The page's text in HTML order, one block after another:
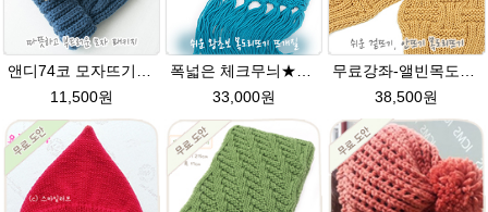
11,500원
33,000원
38,500원